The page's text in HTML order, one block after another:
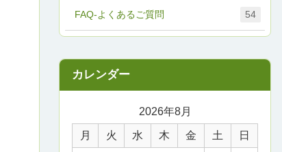
FAQ-よくあるご質問 54
2026年8月
月 火 水 木 金 土 日